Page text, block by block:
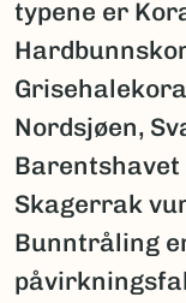
typene er
Nordsjøen,
Barentshavet
Skagerrak
Bunntråling